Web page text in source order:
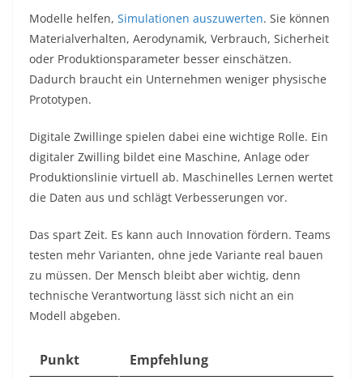
Modelle helfen, Simulationen auszuwerten. Sie können
Materialverhalten, Aerodynamik, Verbrauch, Sicherheit
oder Produktionsparameter besser einschätzen.
Dadurch braucht ein Unternehmen weniger physische
Prototypen.
Digitale Zwillinge spielen dabei eine wichtige Rolle. Ein
digitaler Zwilling bildet eine Maschine, Anlage oder
Produktionslinie virtuell ab. Maschinelles Lernen wertet
die Daten aus und schlägt Verbesserungen vor.
Das spart Zeit. Es kann auch Innovation fördern. Teams
testen mehr Varianten, ohne jede Variante real bauen
zu müssen. Der Mensch bleibt aber wichtig, denn
technische Verantwortung lässt sich nicht an ein
Modell abgeben.
Punkt
Empfehlung